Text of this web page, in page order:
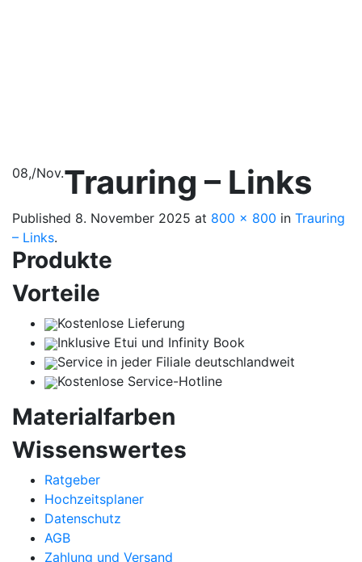
08,/Nov.Trauring – Links
Published 8. November 2025 at 800 × 800 in Trauring
– Links.
Produkte
Vorteile
Kostenlose Lieferung
Inklusive Etui und Infinity Book
Service in jeder Filiale deutschlandweit
Kostenlose Service-Hotline
Materialfarben
Wissenswertes
Ratgeber
Hochzeitsplaner
Datenschutz
AGB
Zahlung und Versand